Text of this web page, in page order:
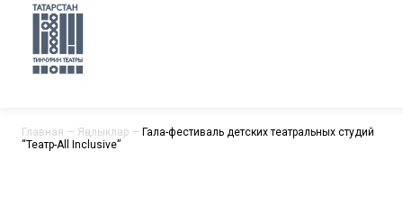
Главная — Яңалыклар — Гала-фестиваль детских театральных студий
“Театр-All Inclusive”